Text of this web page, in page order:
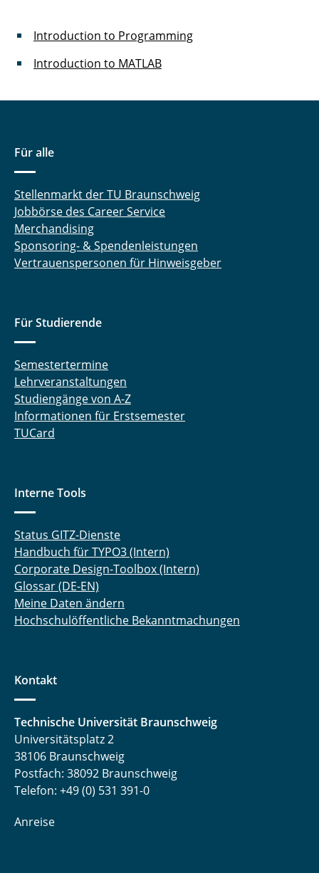
Introduction to Programming
Introduction to MATLAB
Für alle
Stellenmarkt der TU Braunschweig
Jobbörse des Career Service
Merchandising
Sponsoring- & Spendenleistungen
Vertrauenspersonen für Hinweisgeber
Für Studierende
Semestertermine
Lehrveranstaltungen
Studiengänge von A-Z
Informationen für Erstsemester
TUCard
Interne Tools
Status GITZ-Dienste
Handbuch für TYPO3 (Intern)
Corporate Design-Toolbox (Intern)
Glossar (DE-EN)
Meine Daten ändern
Hochschulöffentliche Bekanntmachungen
Kontakt
Technische Universität Braunschweig
Universitätsplatz 2
38106 Braunschweig
Postfach: 38092 Braunschweig
Telefon: +49 (0) 531 391-0
Anreise